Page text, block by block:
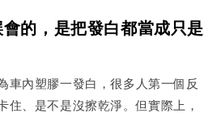
的，是把發白都當成只是
車內塑膠一發白，很多人第一個反
住、是不是沒擦乾淨。但實際上，